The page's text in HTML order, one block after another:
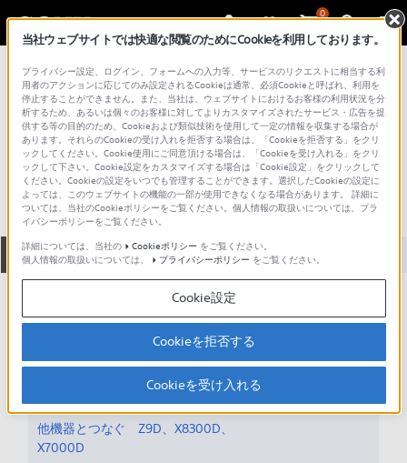
0
総合サポート・お問い合わせ 液晶テレビ（Android TV | Google TV）
KJ-75Z9D
アクセシビリティ
全て ダウンロード 取扱説明書 Q&A
製品に関する重要なお知らせ
お知らせ
人気のトピック
他機器とつなぐ Z9D、X8300D、
X7000D
当社ウェブサイトでは快適な閲覧のためにCookieを利用しております。
プライバシー設定、ログイン、フォームへの入力等、サービスのリクエストに相当する利
用者のアクションに応じてのみ設定されるCookieは通常、必須Cookieと呼ばれ、利用を
停止することができません。また、当社は、ウェブサイトにおけるお客様の利用状況を分
析するため、あるいは個々のお客様に対してよりカスタマイズされたサービス・広告を提
供する等の目的のため、Cookieおよび類似技術を使用して一定の情報を収集する場合が
あります。それらのCookieの受け入れを拒否する場合は、「Cookieを拒否する」をクリ
ックしてください。Cookie使用にご同意頂ける場合は、「Cookieを受け入れる」をクリ
ックして下さい。Cookie設定をカスタマイズする場合は「Cookie設定」をクリックして
ください。Cookieの設定をいつでも管理することができます。選択したCookieの設定に
よっては、このウェブサイトの機能の一部が使用できなくなる場合があります。 詳細に
ついては、当社のCookieポリシーをご覧ください。個人情報の取扱いについては、プラ
イバシーポリシーをご覧ください。
詳細については、当社の
Cookieポリシー をご覧ください。
個人情報の取扱いについては、
プライバシーポリシー をご覧ください。
Cookie設定
Cookieを拒否する
Cookieを受け入れる